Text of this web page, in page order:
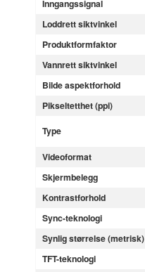
Inngangssignal
Loddrett siktvinkel
Produktformfaktor
Vannrett siktvinkel
Bilde aspektforhold
Pikseltetthet (ppi)
Type
Videoformat
Skjermbelegg
Kontrastforhold
Sync-teknologi
Synlig størrelse (metrisk)
TFT-teknologi